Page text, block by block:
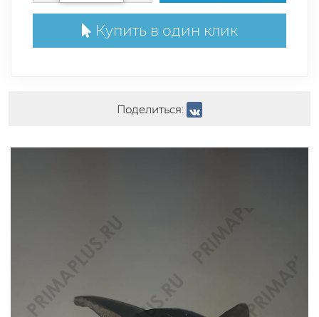
Купить в один клик
Поделиться: